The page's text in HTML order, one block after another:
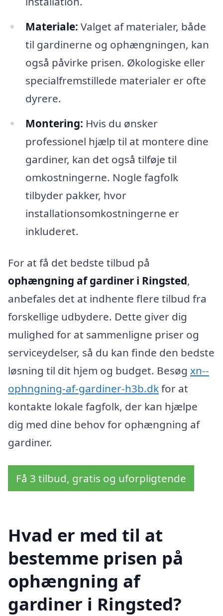
Materiale: Valget af materialer, både
til gardinerne og ophængningen, kan
også påvirke prisen. Økologiske eller
specialfremstillede materialer er ofte
dyrere.
Montering: Hvis du ønsker
professionel hjælp til at montere dine
gardiner, kan det også tilføje til
omkostningerne. Nogle fagfolk
tilbyder pakker, hvor
installationsomkostningerne er
inkluderet.
For at få det bedste tilbud på
ophængning af gardiner i Ringsted,
anbefales det at indhente flere tilbud fra
forskellige udbydere. Dette giver dig
mulighed for at sammenligne priser og
serviceydelser, så du kan finde den bedste
løsning til dit hjem og budget. Besøg xn--
ophngning-af-gardiner-h3b.dkfor at
kontakte lokale fagfolk, der kan hjælpe
dig med dine behov for ophængning af
gardiner.
Få 3 tilbud, gratis og uforpligtende
Hvad er med til at
bestemme prisen på
ophængning af
gardiner i Ringsted?